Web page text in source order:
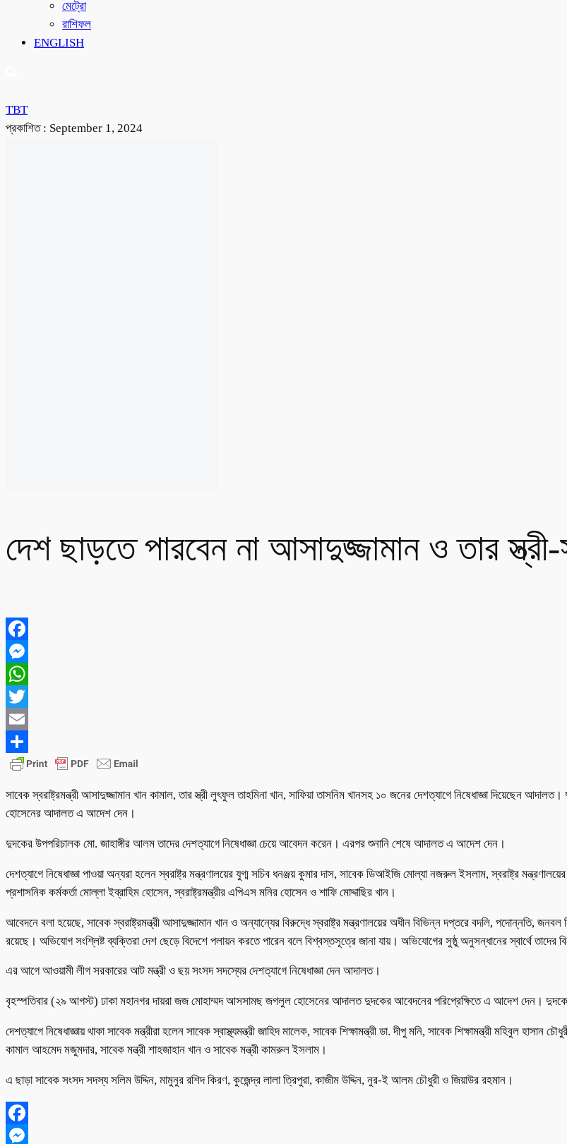
মেট্রো
রাশিফল
ENGLISH
TBT
প্রকাশিত : September 1, 2024
দেশ ছাড়তে পারবেন না আসাদুজ্জামান ও তার
Facebook
Messenger
WhatsApp
Twitter
Email
Share
সাবেক স্বরাষ্ট্রমন্ত্রী আসাদুজ্জামান খান কামাল, তার স্ত্রী লুৎফুল তাহমিনা খান, সাফিয়া তাসনিম খানসহ ১০ জনের দেশত্যাগে নিষেধাজ্ঞা দিয়েছেন
হোসেনের আদালত এ আদেশ দেন।
দুদকের উপপরিচালক মো. জাহাঙ্গীর আলম তাদের দেশত্যাগে নিষেধাজ্ঞা চেয়ে আবেদন করেন। এরপর শুনানি শেষে আদালত এ আদেশ দেন।
দেশত্যাগে নিষেধাজ্ঞা পাওয়া অন্যরা হলেন স্বরাষ্ট্র মন্ত্রণালয়ের যুগ্ম সচিব ধনঞ্জয় কুমার দাস, সাবেক ডিআইজি মোল্যা নজরুল ইসলাম, স্বরাষ্ট্র
প্রশাসনিক কর্মকর্তা মোল্লা ইব্রাহিম হোসেন, স্বরাষ্ট্রমন্ত্রীর এপিএস মনির হোসেন ও শাফি মোদ্দাছির খান।
আবেদনে বলা হয়েছে, সাবেক স্বরাষ্ট্রমন্ত্রী আসাদুজ্জামান খান ও অন্যান্যের বিরুদ্ধে স্বরাষ্ট্র মন্ত্রণালয়ের অধীন বিভিন্ন দপ্তরে বদলি, পদোন্নতি,
রয়েছে। অভিযোগ সংশ্লিষ্ট ব্যক্তিরা দেশ ছেড়ে বিদেশে পলায়ন করতে পারেন বলে বিশ্বস্তসূত্রে জানা যায়। অভিযোগের সুষ্ঠু অনুসন্ধানের স্বার্থে
এর আগে আওয়ামী লীগ সরকারের আট মন্ত্রী ও ছয় সংসদ সদস্যের দেশত্যাগে নিষেধাজ্ঞা ‌‌দেন আদালত।
বৃহস্পতিবার (২৯ আগস্ট) ঢাকা মহানগর দায়রা জজ মোহাম্মদ আসসামছ জগলুল হোসেনের আদালত দুদকের আবেদনের পরিপ্রেক্ষিতে এ আদেশ দেন।
দেশত্যাগে নিষেধাজ্ঞায় থাকা সাবেক মন্ত্রীরা হলেন সাবেক স্বাস্থ্যমন্ত্রী জাহিদ মালেক, সাবেক শিক্ষামন্ত্রী ডা. দীপু মনি, সাবেক শিক্ষামন্ত্রী মহিবুল হাসান
কামাল আহমেদ মজুমদার, সাবেক মন্ত্রী শাহজাহান খান ও সাবেক মন্ত্রী কামরুল ইসলাম।
এ ছাড়া সাবেক সংসদ সদস্য সলিম উদ্দিন, মামুনুর রশিদ কিরণ, কুজেন্দ্র লালা ত্রিপুরা, কাজীম উদ্দিন, নুর-ই আলম চৌধুরী ও জিয়াউর রহমান।
Facebook